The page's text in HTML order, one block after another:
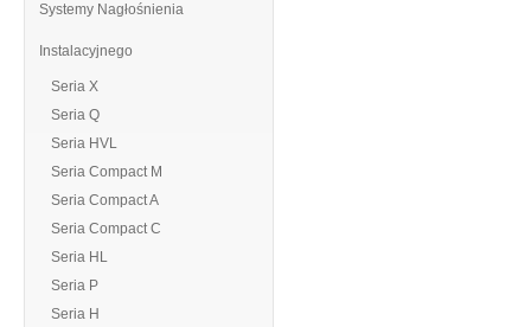
Systemy Nagłośnienia
Instalacyjnego
Seria X
Seria Q
Seria HVL
Seria Compact M
Seria Compact A
Seria Compact C
Seria HL
Seria P
Seria H